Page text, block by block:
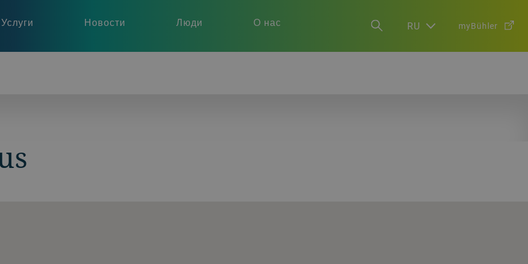
Услуги Новости Люди О нас RU myBühler